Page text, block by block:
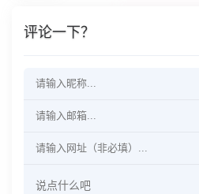
评论一下？